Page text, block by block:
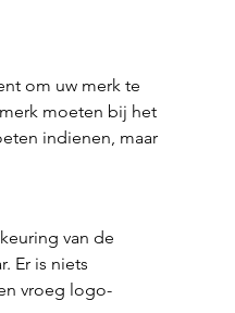
om uw merk te
moeten bij het
indienen, maar
van de
Er is niets
vroeg logo-